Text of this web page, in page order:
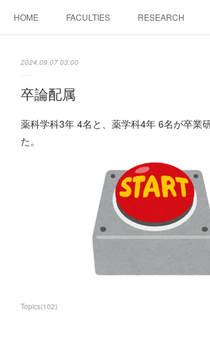
HOME FACULTIES RESEARCH
2024.09.07 03:00
卒論配属
薬科学科3年 4名と、薬学科4年 6名が卒業
た。
Topics(102)